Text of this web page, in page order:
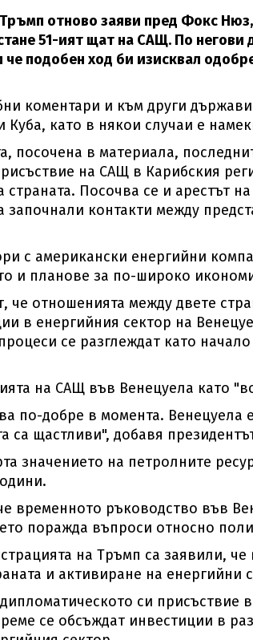
отново заяви пред Фокс
51-ият щат на САЩ. По негови
подобен ход би изисквал
коментари и към други
Куба, като в някои случаи е
посочена в материала,
на САЩ в Карибския
страната. Посочва се и арестът
започнали контакти между
с американски енергийни
и планове за по-широко
че отношенията между двете
в енергийния сектор на
се разглеждат като
на САЩ във Венецуела като
по-добре в момента.
са щастливи", добавя
значението на петролните
временното ръководство във
поражда въпроси относно
на Тръмп са заявили,
и активиране на енергийни
си присъствие
се обсъждат инвестиции в